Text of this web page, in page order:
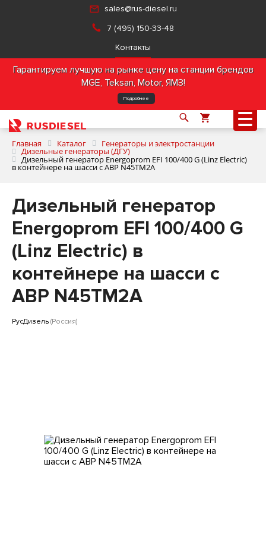
sales@rus-diesel.ru
7 (495) 150-33-48
Контакты
Гарантируем лучшую на рынке цену на станции брендов
MGE, Teksan, Motor, ЯМЗ!
Подробнее
Продукция
Услуги
Клиентам
Главная Каталог Генераторы и электростанции
Дизельные генераторы (ДГУ)
Дизельный генератор Energoprom EFI 100/400 G (Linz Electric)
в контейнере на шасси с АВР N45TM2A
Дизельный генератор
Energoprom EFI 100/400 G
(Linz Electric) в
контейнере на шасси с
АВР N45TM2A
РусДизель (Россия)